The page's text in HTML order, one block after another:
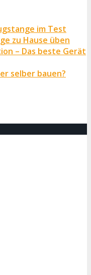
im Test
zu Hause üben
– Das beste Gerät
selber bauen?